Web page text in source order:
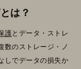
は？
護とデータ・ストレ
数のストレージ・ノ
しでデータの損失か